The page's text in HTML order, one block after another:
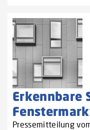
Erkennbare
Pressemitteilung